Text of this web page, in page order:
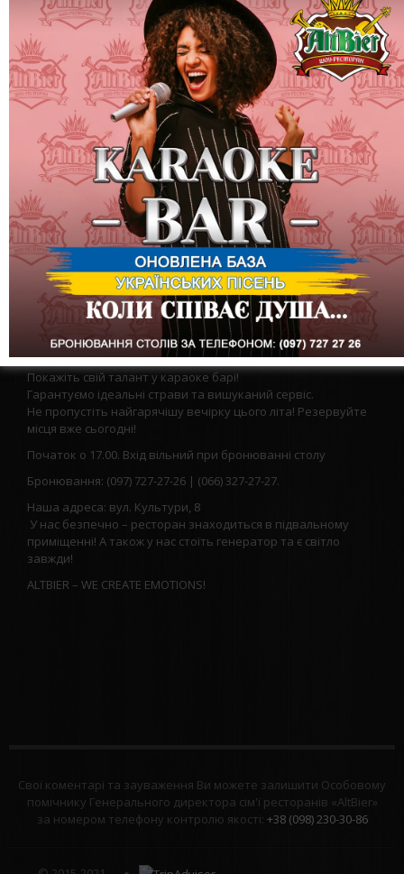
16 червня (п’ятниця) – Вечiрка «HOT SUMMER»
Відчуйте літо на повну!Смакуйте прохолодні напої та 16+
сортів крафтового пива.
На Вас чекає неймовірна шоу-програма з гуртом “ДЕБОШ”,
енергійні конкурси, розіграш подарунків та дискотека.
Покажіть свій талант у караоке барі!
Гарантуємо ідеальні страви та вишуканий сервіс.
Не пропустіть найгарячішу вечірку цього літа! Резервуйте
місця вже сьогодні!
Початок о 17.00. Вхід вільний при бронюванні столу
Бронювання: (097) 727-27-26 | (066) 327-27-27.
Наша адреса: вул. Культури, 8
У нас безпечно – ресторан знаходиться в підвальному
приміщенні! А також у нас стоїть генератор та є світло
завжди!
ALTBIER – WE CREATE EMOTIONS!
Свої коментарі та зауваження Ви можете залишити Особовому
помічнику Генерального директора сім'ї ресторанів «AltBier»
за номером телефону контролю якості: +38 (098) 230-30-86